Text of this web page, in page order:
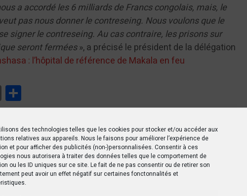
des technologies telles que les cookies pour stocker et/ou accéder aux
relatives aux appareils. Nous le faisons pour améliorer l’expérience de
et pour afficher des publicités (non-)personnalisées. Consentir à ces
nous autorisera à traiter des données telles que le comportement de
ou les ID uniques sur ce site. Le fait de ne pas consentir ou de retirer son
peut avoir un effet négatif sur certaines fonctonnalités et
a accordé les 6 milliards de Francs congolais, mais, le
pas nous donner le contreseing. Nous voulons que le
signer le contreseing. Au cas contraire, les prisons sur
seront fermées», a précisé le président de la délégation
: l’hôpital de référence de Makala en feu
Print
à la prison de Makala : des détenus traduits en justice